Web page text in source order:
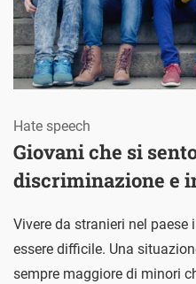
Giovani che si
discriminazione e
Hate speech
Vivere da stranieri nel
essere difficile. Una
sempre maggiore di minori